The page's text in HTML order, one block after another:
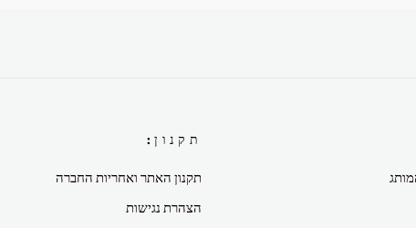
תקנון:
תקנון האתר ואחריות החברה
הצהרת נגישות